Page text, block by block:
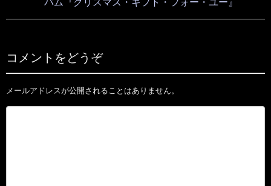
バム『クリスマス・ギフト・フォー・ユー』
コメントをどうぞ
メールアドレスが公開されることはありません。